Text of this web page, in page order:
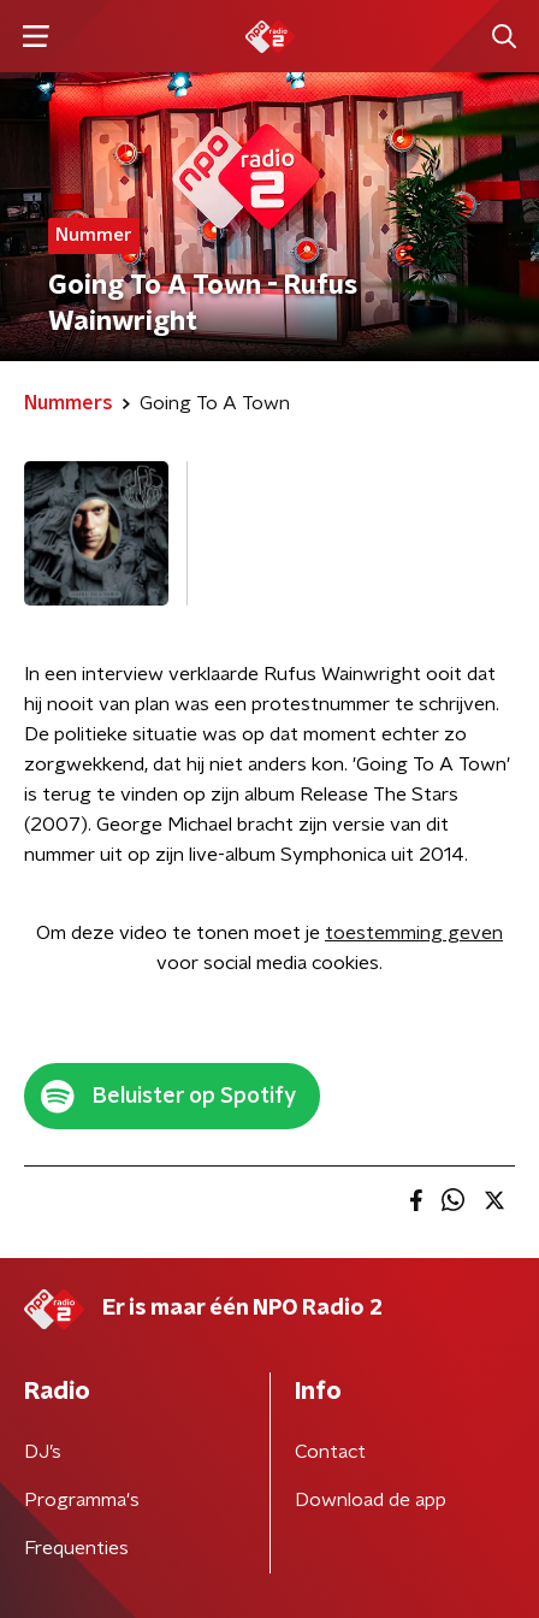
Nummer
Going To A Town - Rufus
Wainwright
Nummers Going To A Town
In een interview verklaarde Rufus Wainwright ooit dat
hij nooit van plan was een protestnummer te schrijven.
De politieke situatie was op dat moment echter zo
zorgwekkend, dat hij niet anders kon. 'Going To A Town'
is terug te vinden op zijn album Release The Stars
(2007). George Michael bracht zijn versie van dit
nummer uit op zijn live-album Symphonica uit 2014.
Om deze video te tonen moet je toestemming geven
voor social media cookies.
Beluister op Spotify
Er is maar één NPO Radio 2
Radio
DJ’s
Programma's
Frequenties
Info
Contact
Download de app